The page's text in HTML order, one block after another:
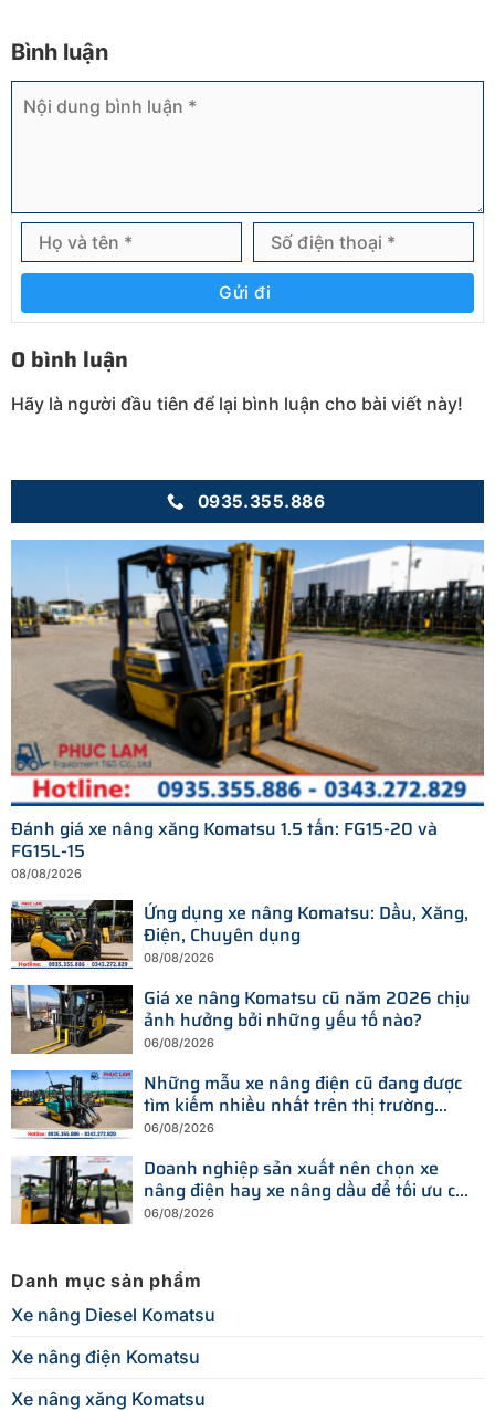
Bình luận
Gửi đi
0 bình luận
Hãy là người đầu tiên để lại bình luận cho bài viết này!
0935.355.886
Đánh giá xe nâng xăng Komatsu 1.5 tấn: FG15-20 và
FG15L-15
08/08/2026
Ứng dụng xe nâng Komatsu: Dầu, Xăng,
Điện, Chuyên dụng
08/08/2026
Giá xe nâng Komatsu cũ năm 2026 chịu
ảnh hưởng bởi những yếu tố nào?
06/08/2026
Những mẫu xe nâng điện cũ đang được
tìm kiếm nhiều nhất trên thị trường
hiện nay
06/08/2026
Doanh nghiệp sản xuất nên chọn xe
nâng điện hay xe nâng dầu để tối ưu chi
phí?
06/08/2026
Danh mục sản phẩm
Xe nâng Diesel Komatsu
Xe nâng điện Komatsu
Xe nâng xăng Komatsu